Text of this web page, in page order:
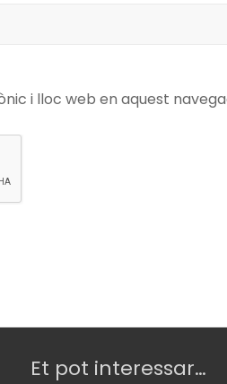
i lloc web en aquest
Et pot interessar…